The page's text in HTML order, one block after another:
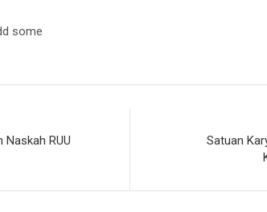
some
RUU
Satuan